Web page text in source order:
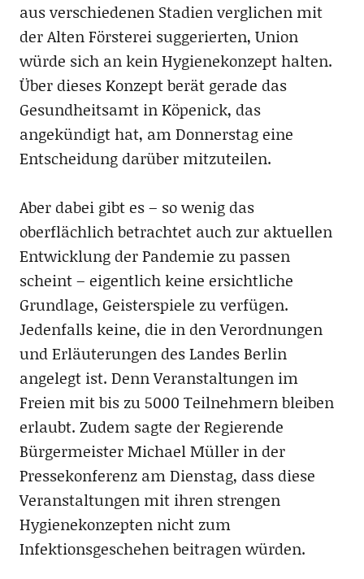
aus verschiedenen Stadien verglichen mit
der Alten Försterei suggerierten, Union
würde sich an kein Hygienekonzept halten.
Über dieses Konzept berät gerade das
Gesundheitsamt in Köpenick, das
angekündigt hat, am Donnerstag eine
Entscheidung darüber mitzuteilen.
Aber dabei gibt es – so wenig das
oberflächlich betrachtet auch zur aktuellen
Entwicklung der Pandemie zu passen
scheint – eigentlich keine ersichtliche
Grundlage, Geisterspiele zu verfügen.
Jedenfalls keine, die in den Verordnungen
und Erläuterungen des Landes Berlin
angelegt ist. Denn Veranstaltungen im
Freien mit bis zu 5000 Teilnehmern bleiben
erlaubt. Zudem sagte der Regierende
Bürgermeister Michael Müller in der
Pressekonferenz am Dienstag, dass diese
Veranstaltungen mit ihren strengen
Hygienekonzepten nicht zum
Infektionsgeschehen beitragen würden.